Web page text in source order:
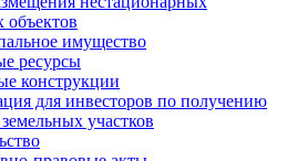
объектов
имущество
ресурсы
конструкции
для инвесторов по получению
участков